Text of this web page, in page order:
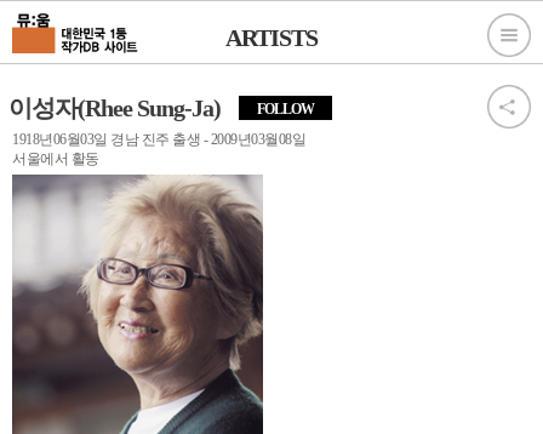
ARTISTS
이성자(Rhee Sung-Ja)
FOLLOW
1918년06월03일 경남 진주 출생 - 2009년03월08일
서울에서 활동